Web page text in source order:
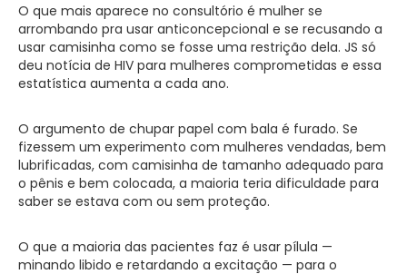
O que mais aparece no consultório é mulher se
arrombando pra usar anticoncepcional e se recusando a
usar camisinha como se fosse uma restrição dela. JS só
deu notícia de HIV para mulheres comprometidas e essa
estatística aumenta a cada ano.
O argumento de chupar papel com bala é furado. Se
fizessem um experimento com mulheres vendadas, bem
lubrificadas, com camisinha de tamanho adequado para
o pênis e bem colocada, a maioria teria dificuldade para
saber se estava com ou sem proteção.
O que a maioria das pacientes faz é usar pílula —
minando libido e retardando a excitação — para o